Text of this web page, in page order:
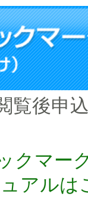
覧後申
クマー
アルは